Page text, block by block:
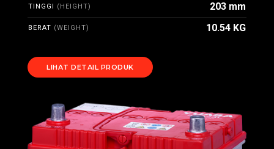
TINGGI (HEIGHT) 203 mm
BERAT (WEIGHT) 10.54 KG
LIHAT DETAIL PRODUK